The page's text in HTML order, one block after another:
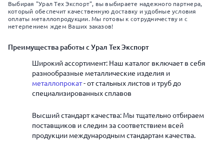
Выбирая "Урал Тех Экспорт", вы выбираете надежного партнера,
который обеспечит качественную доставку и удобные условия
оплаты металлопродукции. Мы готовы к сотрудничеству и с
нетерпением ждем Ваших заказов!
Преимущества работы с Урал Тех Экспорт
Широкий ассортимент: Наш каталог включает в себя
разнообразные металлические изделия и
металлопрокат- от стальных листов и труб до
специализированных сплавов
Высший стандарт качества: Мы тщательно отбираем
поставщиков и следим за соответствием всей
продукции международным стандартам качества.